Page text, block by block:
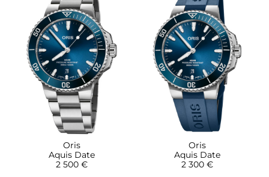
Oris
Aquis Date
2 500 €
Oris
Aquis Date
2 300 €